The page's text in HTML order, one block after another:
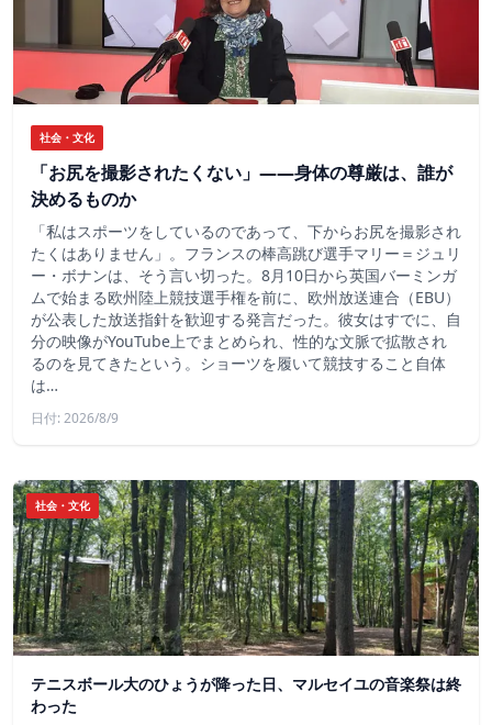
社会・文化
「お尻を撮影されたくない」――身体の尊厳は、誰が
決めるものか
「私はスポーツをしているのであって、下からお尻を撮影され
たくはありません」。フランスの棒高跳び選手マリー＝ジュリ
ー・ボナンは、そう言い切った。8月10日から英国バーミンガ
ムで始まる欧州陸上競技選手権を前に、欧州放送連合（EBU）
が公表した放送指針を歓迎する発言だった。彼女はすでに、自
分の映像がYouTube上でまとめられ、性的な文脈で拡散され
るのを見てきたという。ショーツを履いて競技すること自体
は…
日付: 2026/8/9
社会・文化
テニスボール大のひょうが降った日、マルセイユの音楽祭は終
わった